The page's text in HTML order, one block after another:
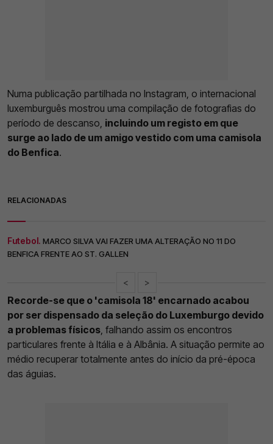
Numa publicação partilhada no Instagram, o internacional
luxemburguês mostrou uma compilação de fotografias do
período de descanso, incluindo um registo em que
surge ao lado de um amigo vestido com uma camisola
do Benfica.
RELACIONADAS
Futebol. MARCO SILVA VAI FAZER UMA ALTERAÇÃO NO 11 DO
BENFICA FRENTE AO ST. GALLEN
< >
Recorde-se que o 'camisola 18' encarnado acabou
por ser dispensado da seleção do Luxemburgo devido
a problemas físicos, falhando assim os encontros
particulares frente à Itália e à Albânia. A situação permite ao
médio recuperar totalmente antes do início da pré-época
das águias.